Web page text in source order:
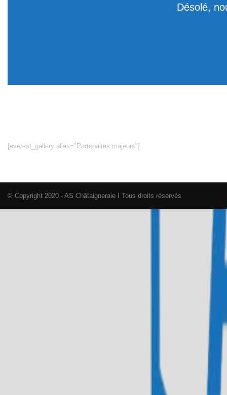
Désolé,
[everest_gallery alias="Partenaires majeurs"]
© Copyright 2020 - AS Châtaigneraie I Tous droits réservés